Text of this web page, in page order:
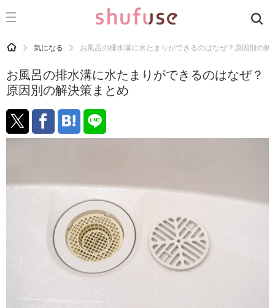
CATEGORY 記事カテゴリ
運気
洗濯
生活の知恵
食材辞典
HOME 気になる お風呂の排水溝に水たまりができるのはなぜ？原因別の解
お風呂の排水溝に水たまりができるのはなぜ？
原因別の解決策まとめ